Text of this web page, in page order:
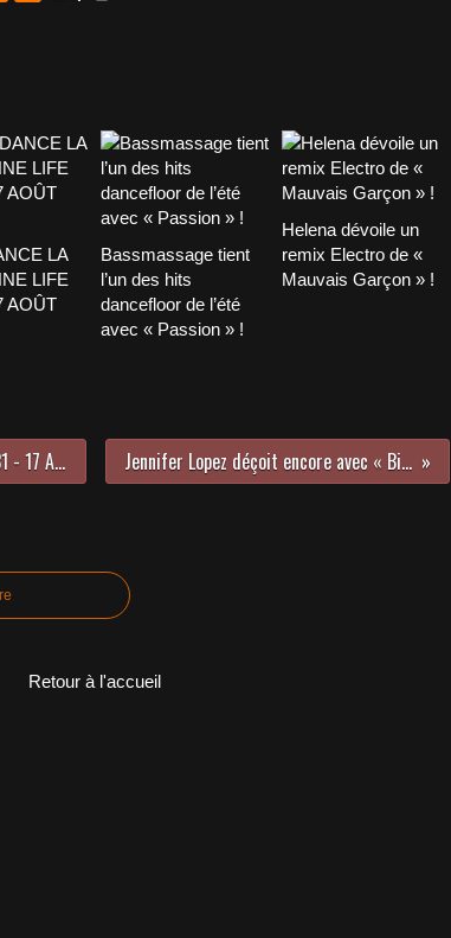
LA
LIFE
AOÛT
Bassmassage tient
l’un des hits
dancefloor de l’été
avec « Passion » !
Helena dévoile un
remix Electro de «
Mauvais Garçon » !
LE TOP 30 MUSICNATION N°531 - 17 AOÛT 2025 Jennifer Lopez déçoit encore avec « Birthday » !
Retour à l'accueil